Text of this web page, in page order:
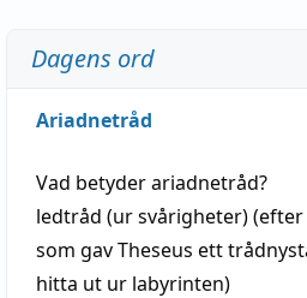
Dagens ord
Ariadnetråd
Vad betyderariadnetråd?
ledtråd (ur svårigheter)
som gav Theseus ett
hitta ut ur labyrinten)